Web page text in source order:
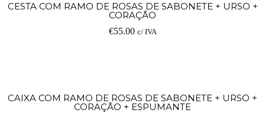
CESTA COM RAMO DE ROSAS DE SABONETE + URSO +
CORAÇÃO
€55.00 c/ IVA
CAIXA COM RAMO DE ROSAS DE SABONETE + URSO +
CORAÇÃO + ESPUMANTE